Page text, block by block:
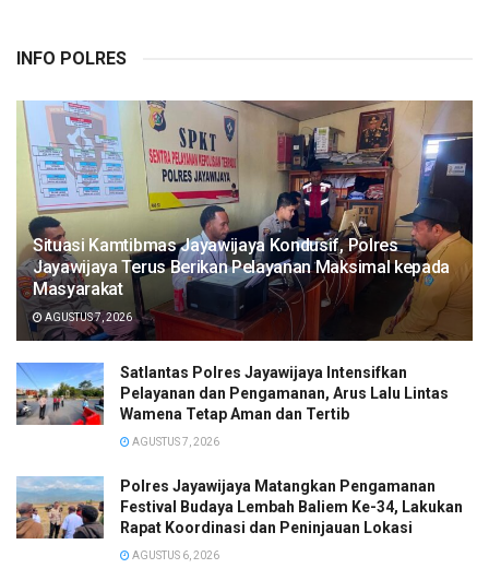
INFO POLRES
Situasi Kamtibmas Jayawijaya Kondusif, Polres
Jayawijaya Terus Berikan Pelayanan Maksimal kepada
Masyarakat
AGUSTUS 7, 2026
Satlantas Polres Jayawijaya Intensifkan
Pelayanan dan Pengamanan, Arus Lalu Lintas
Wamena Tetap Aman dan Tertib
AGUSTUS 7, 2026
Polres Jayawijaya Matangkan Pengamanan
Festival Budaya Lembah Baliem Ke-34, Lakukan
Rapat Koordinasi dan Peninjauan Lokasi
AGUSTUS 6, 2026